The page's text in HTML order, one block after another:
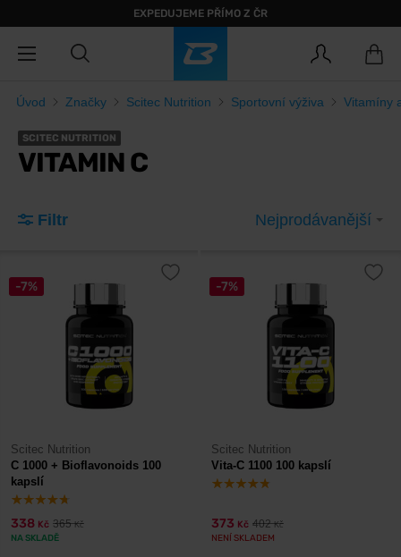
EXPEDUJEME PŘÍMO Z ČR
Úvod Značky Scitec Nutrition Sportovní výživa Vitamíny
SCITEC NUTRITION
VITAMIN C
Filtr Nejprodávanější
-7%
Scitec Nutrition
C 1000 + Bioflavonoids 100
kapslí
338 Kč 365Kč
NA SKLADĚ
-7%
Scitec Nutrition
Vita-C 1100 100 kapslí
373 Kč 402Kč
NENÍ SKLADEM